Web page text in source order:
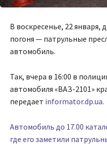
В воскресенье, 22 января,
погоня — патрульные
автомобиль.
Так, вчера в 16:00 в
автомобиля «ВАЗ-2101»
передает informator.dp.ua.
Автомобиль до 17.00
где его заметили